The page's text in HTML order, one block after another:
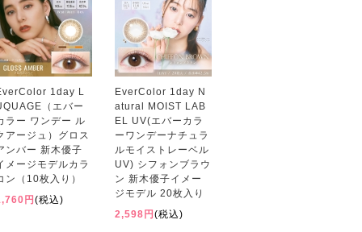
1day L
（エバー
ラー ワンデー ル
アージュ）グロス
ンバー 新木優子
メージモデルカラ
ン（10枚入り）
円(税込)
EverColor 1day N
atural MOIST LAB
EL UV(エバーカラ
ーワンデーナチュラ
ルモイストレーベル
UV) シフォンブラウ
ン 新木優子イメー
ジモデル 20枚入り
2,598円(税込)